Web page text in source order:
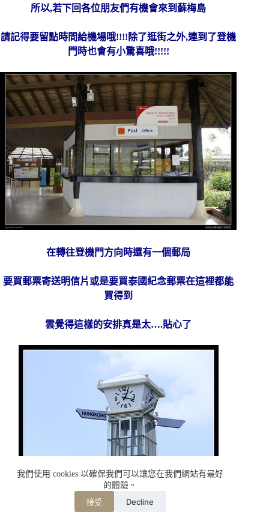
我們使用 cookies 以確保我們可以讓您在我們網站有最好
的體驗。
接受 Decline
所以,若下回各位朋友們有機會來到蘇梅島
請記得要留點時間給機場哦!!!!除了逛街之外,連到了登機
門時也會有小驚喜哦!!!!!
在轉往登機門方向時還有一個郵局
要買郵票寄送明信片或是要買泰國紀念郵票在這裡都能
買得到
雲覺得這樣的安排真是太….貼心了